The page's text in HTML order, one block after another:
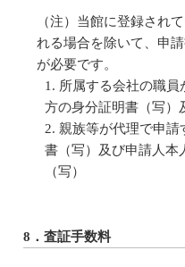
（注）当館に登録され
れる場合を除いて、申
が必要です。
所属する会社の職
方の身分証明書（写）
親族等が代理で申請
書（写）及び申請人本
（写）
8．査証手数料